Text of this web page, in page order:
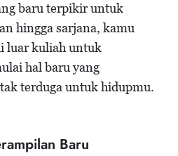
baru terpikir untuk
hingga sarjana, kamu
luar kuliah untuk
hal baru yang
terduga untuk hidupmu.
Baru